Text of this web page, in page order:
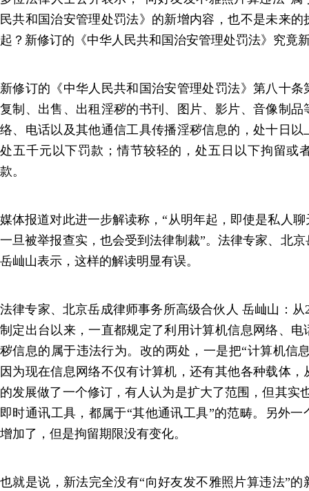
民共和国治安管理处罚法》的新增内容，也不是未来
起？新修订的《中华人民共和国治安管理处罚法》究竟
新修订的《中华人民共和国治安管理处罚法》第八十
复制、出售、出租淫秽的书刊、图片、影片、音像制
络、电话以及其他通信工具传播淫秽信息的，处十日
处五千元以下罚款；情节较轻的，处五日以下拘留或
款。
媒体报道对此进一步解读称，“从明年起，即使是私人
一旦被举报查实，也会受到法律制裁”。法律专家、北
岳屾山表示，这样的解读明显有误。
法律专家、北京岳成律师事务所高级合伙人 岳屾山：从
制定出台以来，一直都规定了利用计算机信息网络、
秽信息的属于违法行为。改的两处，一是把“计算机信
因为现在信息网络不仅有计算机，还有其他各种载体
的发展做了一个修订，有人认为是扩大了范围，但其实
即时通讯工具，都属于“其他通讯工具”的范畴。另外
增加了，但是拘留期限没有变化。
也就是说，新法完全没有“向好友发不雅照片算违法”